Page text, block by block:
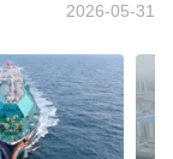
2026-05-31